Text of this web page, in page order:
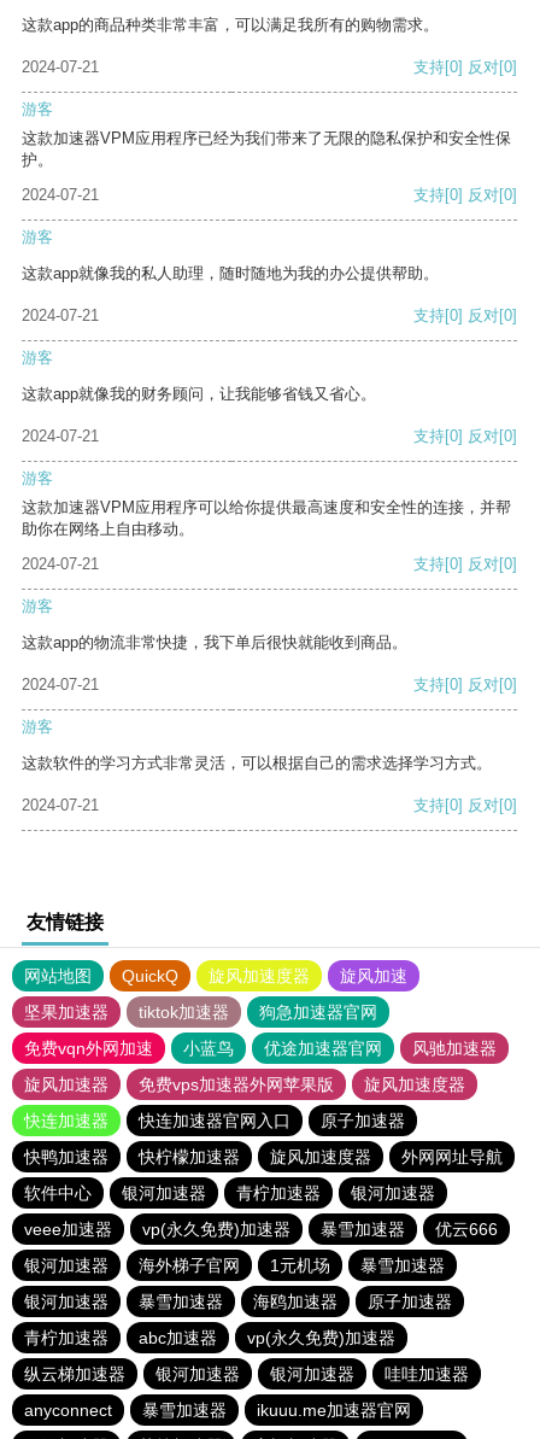
这款app的商品种类非常丰富，可以满足我所有的购物需求。
2024-07-21 支持[0] 反对[0]
游客
这款加速器VPM应用程序已经为我们带来了无限的隐私保护和安全性保
护。
2024-07-21
支持[0] 反对[0]
游客
这款app就像我的私人助理，随时随地为我的办公提供帮助。
2024-07-21 支持[0] 反对[0]
游客
这款app就像我的财务顾问，让我能够省钱又省心。
2024-07-21 支持[0] 反对[0]
游客
这款加速器VPM应用程序可以给你提供最高速度和安全性的连接，并帮
助你在网络上自由移动。
2024-07-21
支持[0] 反对[0]
游客
这款app的物流非常快捷，我下单后很快就能收到商品。
2024-07-21 支持[0] 反对[0]
游客
这款软件的学习方式非常灵活，可以根据自己的需求选择学习方式。
2024-07-21 支持[0] 反对[0]
友情链接
网站地图 QuickQ 旋风加速度器
旋风加速
坚果加速器
tiktok加速器
狗急加速器官网
免费vqn外网加速
小蓝鸟 优途加速器官网
风驰加速器
旋风加速器
免费vps加速器外网苹果版
旋风加速度器
快连加速器
快连加速器官网入口
原子加速器
快鸭加速器
快柠檬加速器 旋风加速度器
外网网址导航
软件中心
银河加速器 青柠加速器
银河加速器
veee加速器
vp(永久免费)加速器 暴雪加速器
优云666
银河加速器
海外梯子官网 1元机场
暴雪加速器
银河加速器
暴雪加速器 海鸥加速器
原子加速器
青柠加速器
abc加速器
vp(永久免费)加速器
纵云梯加速器
银河加速器 银河加速器
哇哇加速器
anyconnect
暴雪加速器
ikuuu.me加速器官网